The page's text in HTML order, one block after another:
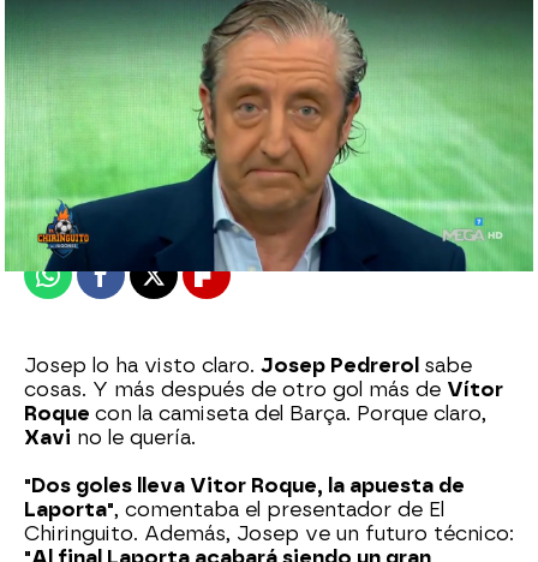
El Chiringuito
Publicado: 05 de febrero de 2024, 01:53
WhatsappFacebook
X Flipboard
Josep lo ha visto claro. Josep Pedrerol sabe
cosas. Y más después de otro gol más de Vítor
Roque con la camiseta del Barça. Porque claro,
Xavi no le quería.
"Dos goles lleva Vitor Roque, la apuesta de
Laporta", comentaba el presentador de El
Chiringuito. Además, Josep ve un futuro técnico: